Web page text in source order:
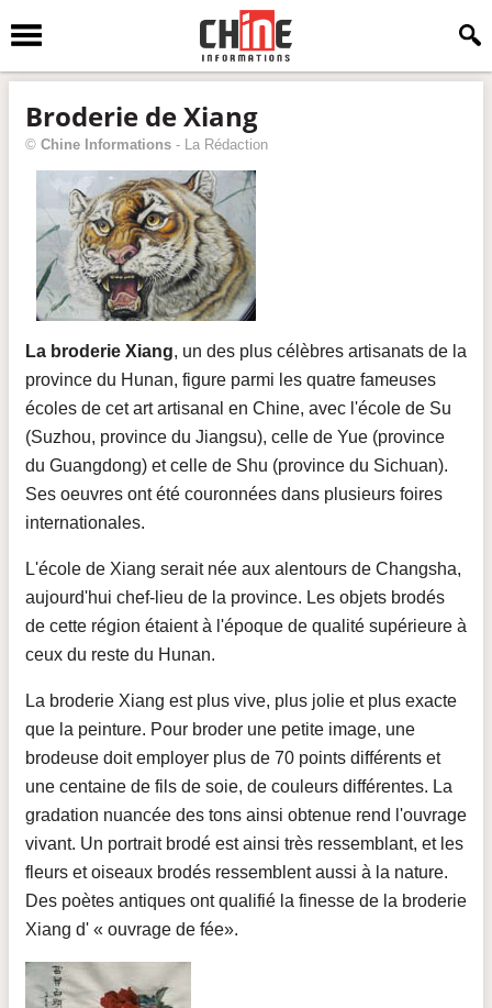
Broderie de Xiang
© Chine Informations - La Rédaction
La broderie Xiang, un des plus célèbres artisanats de la
province du Hunan, figure parmi les quatre fameuses
écoles de cet art artisanal en Chine, avec l'école de Su
(Suzhou, province du Jiangsu), celle de Yue (province
du Guangdong) et celle de Shu (province du Sichuan).
Ses oeuvres ont été couronnées dans plusieurs foires
internationales.
L'école de Xiang serait née aux alentours de Changsha,
aujourd'hui chef-lieu de la province. Les objets brodés
de cette région étaient à l'époque de qualité supérieure à
ceux du reste du Hunan.
La broderie Xiang est plus vive, plus jolie et plus exacte
que la peinture. Pour broder une petite image, une
brodeuse doit employer plus de 70 points différents et
une centaine de fils de soie, de couleurs différentes. La
gradation nuancée des tons ainsi obtenue rend l'ouvrage
vivant. Un portrait brodé est ainsi très ressemblant, et les
fleurs et oiseaux brodés ressemblent aussi à la nature.
Des poètes antiques ont qualifié la finesse de la broderie
Xiang d' « ouvrage de fée».